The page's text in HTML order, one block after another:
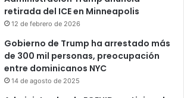
retirada del ICE en Minneapolis
12 de febrero de 2026
Gobierno de Trump ha arrestado más
de 300 mil personas, preocupación
entre dominicanos NYC
14 de agosto de 2025